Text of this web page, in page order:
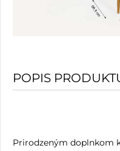
POPIS
Prirodzeným doplnkom